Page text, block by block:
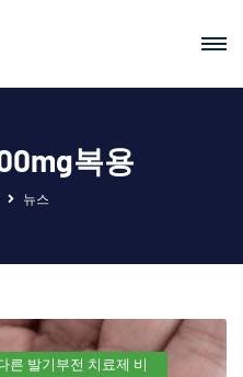
복용
뉴스
른 발기부전 치료제 비